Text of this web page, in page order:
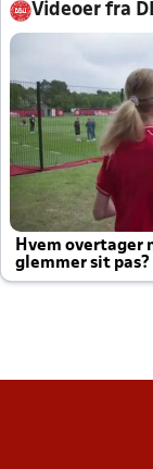
Videoer fra
Hvem overtager
glemmer sit
altid til efter